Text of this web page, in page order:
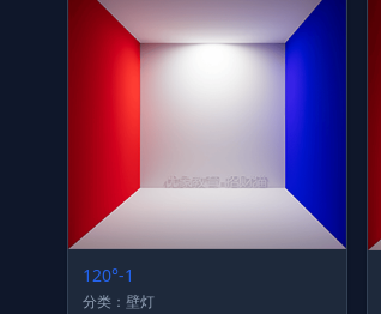
120°-1
分类：壁灯